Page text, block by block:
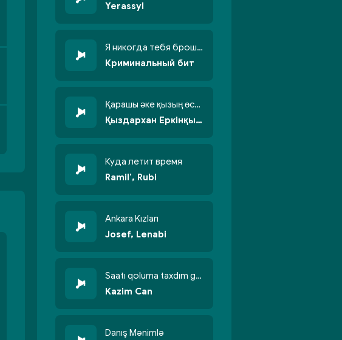
Yerassyl
Я никогда тебя брошу никогда не кину
Криминальный бит
Қарашы әке қызың өсті бойжеттіп
Қыздархан Еркінқызы
Куда летит время
Ramil', Rubi
Ankara Kızları
Josef, Lenabi
Saatı qoluma taxdım göyün üzünə qalxdım
Kazim Can
Danış Mənimlə